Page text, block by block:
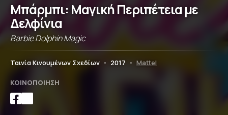
Μπάρμπι: Μαγική Περιπέτεια με
Δελφίνια
Barbie Dolphin Magic
Ταινία Κινουμένων Σχεδίων • 2017 • Mattel
ΚΟΙΝΟΠΟΊΗΣΗ